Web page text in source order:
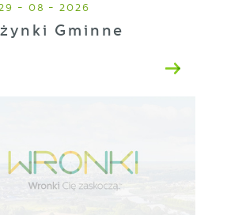
29 - 08 - 2026
Gminne